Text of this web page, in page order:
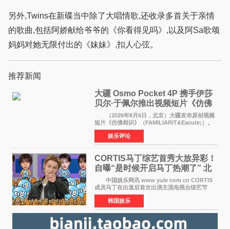
另外,Twins在新碟当中除了大唱情歌,还收录多首关于亲情
的歌曲,包括阿娇献给爷爷的《你看得见吗》,以及阿Sa歌颂
妈妈对她无限付出的《妹妹》,扣人心弦。
推荐新闻
大疆 Osmo Pocket 4P 携手伊莎
贝尔·于佩尔推出视频短片《仿佛
相识》
（2026年8月6日，北京）大疆发布原创视频
短片《仿佛相识》（FAMILIARIT&Eacute;）。
视频短片由戛纳国际电影节最佳女演员伊莎贝尔·
于佩尔（Isabelle Huppert）主演，全程使用大
疆首款双主摄口
娱乐评论
CORTIS马丁综艺首秀大放异彩！
自曝“是时候开启马丁热潮了” 北
美巡演火热进行中
中国娱乐网讯 www yule com cn CORTIS
成员马丁在出道后首次出演主流电视台综艺节
目，展现了多才多艺的魅力。 马丁出演了5日
播出的MBC《Radio Star》Fashion与Passion
之间，I&lsquo;m
韩国娱乐